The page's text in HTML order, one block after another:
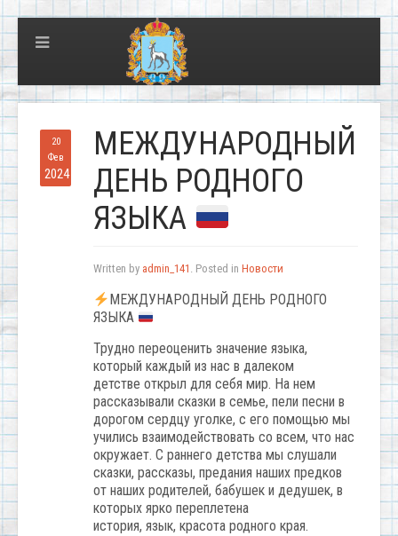
20
Фев
2024
МЕЖДУНАРОДНЫЙ
ДЕНЬ РОДНОГО
ЯЗЫКА
Written by admin_141 . Posted in Новости
МЕЖДУНАРОДНЫЙ ДЕНЬ РОДНОГО
ЯЗЫКА
Трудно переоценить значение языка,
который каждый из нас в далеком
детстве открыл для себя мир. На нем
рассказывали сказки в семье, пели песни в
дорогом сердцу уголке, с его помощью мы
учились взаимодействовать со всем, что нас
окружает. С раннего детства мы слушали
сказки, рассказы, предания наших предков
от наших родителей, бабушек и дедушек, в
которых ярко переплетена
история, язык, красота родного края.